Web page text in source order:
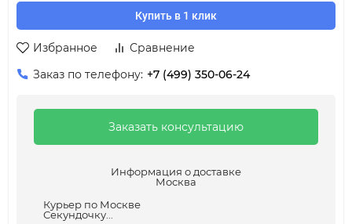
Купить в 1 клик
Избранное
Сравнение
Заказ по телефону: +7 (499) 350-06-24
Заказать консультацию
Информация о доставке
Москва
Курьер по Москве
Секундочку...